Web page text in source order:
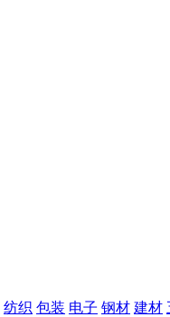
纺织 包装 电子 钢材 建材